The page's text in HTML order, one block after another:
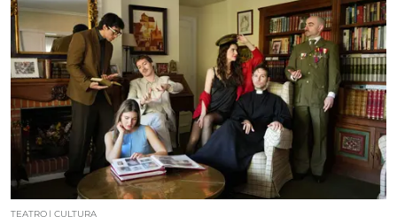
TEATRO | CULTURA